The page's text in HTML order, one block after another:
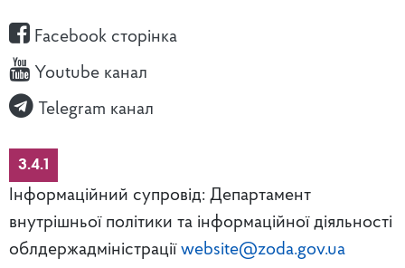
Facebook сторінка
Youtube канал
Telegram канал
3.4.1
Інформаційний супровід: Департамент
внутрішньої політики та інформаційної діяльності
облдержадміністрації website@zoda.gov.ua